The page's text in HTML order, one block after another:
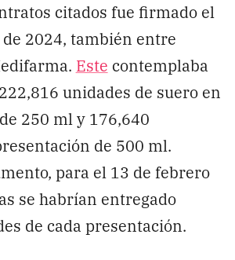
citados fue firmado el
2024, también entre
Este contemplaba
unidades de suero en
250 ml y 176,640
de 500 ml.
para el 13 de febrero
se habrían entregado
de cada presentación.